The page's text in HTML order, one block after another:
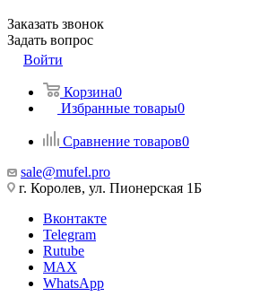
Заказать звонок
Задать вопрос
Войти
Корзина0
Избранные товары0
Сравнение товаров0
sale@mufel.pro
г. Королев, ул. Пионерская 1Б
Вконтакте
Telegram
Rutube
MAX
WhatsApp